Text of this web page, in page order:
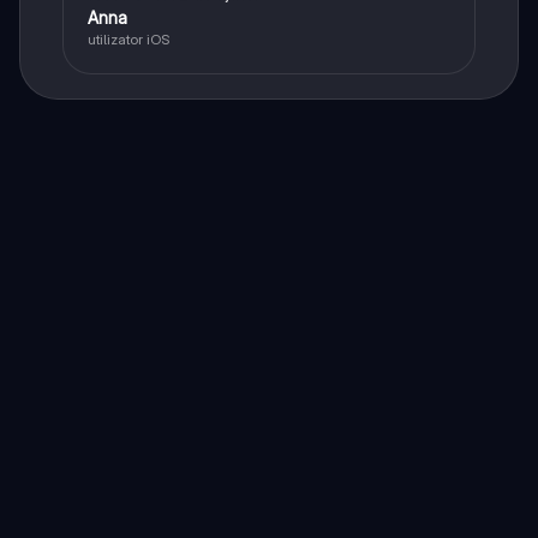
Anna
utilizator iOS